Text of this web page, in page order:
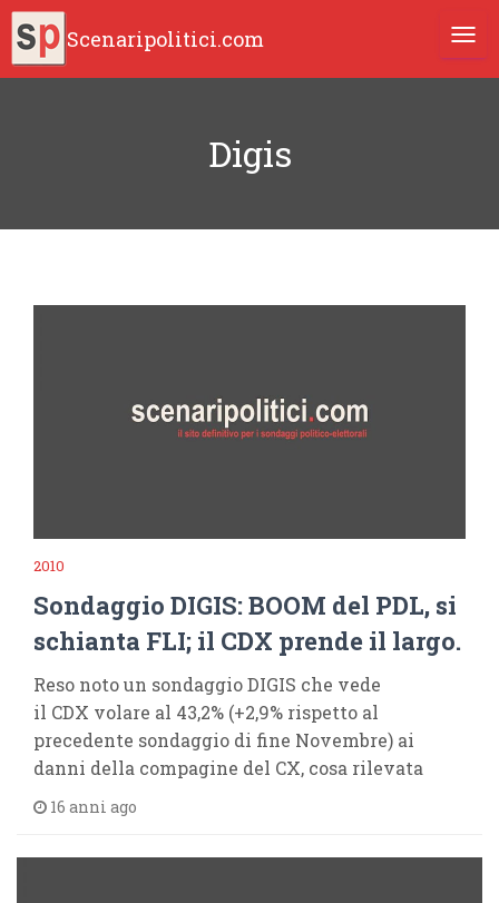
Scenaripolitici.com
Digis
2010
Sondaggio DIGIS: BOOM del PDL, si
schianta FLI; il CDX prende il largo.
Reso noto un sondaggio DIGIS che vede
il CDX volare al 43,2% (+2,9% rispetto al
precedente sondaggio di fine Novembre) ai
danni della compagine del CX, cosa rilevata
16 anni ago